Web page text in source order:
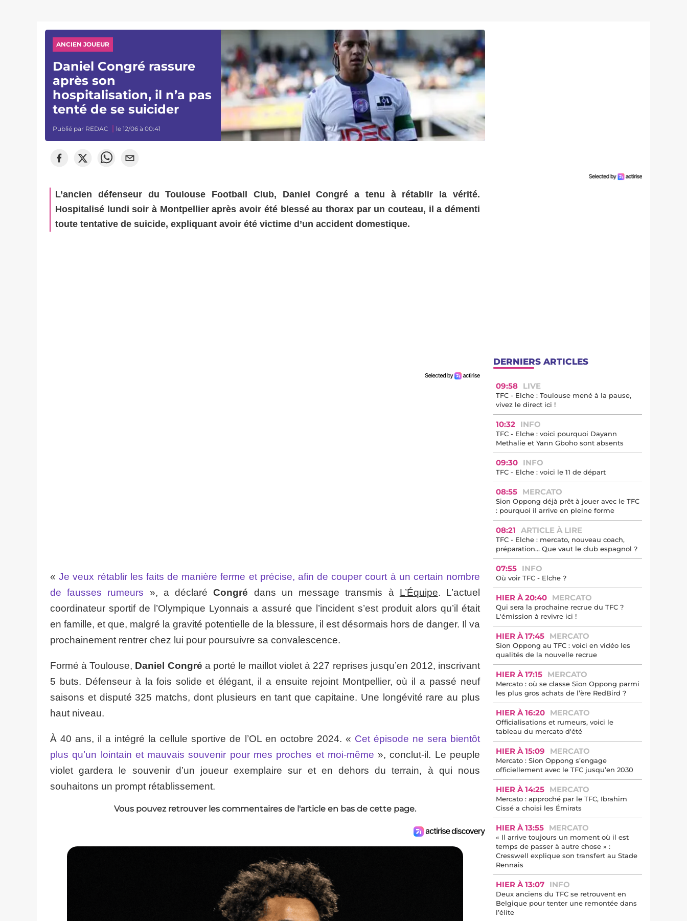
ANCIEN JOUEUR
Daniel Congré rassure
après son
hospitalisation, il n’a pas
tenté de se suicider
Publié par REDAC le 12/06 à 00:41
L’ancien défenseur du Toulouse Football Club, Daniel Congré a tenu à rétablir la vérité.
Hospitalisé lundi soir à Montpellier après avoir été blessé au thorax par un couteau, il a démenti
toute tentative de suicide, expliquant avoir été victime d’un accident domestique.
«Je veux rétablir les faits de manière ferme et précise, afin de couper court à un certain nombre
de fausses rumeurs », a déclaréCongré dans un message transmis à L’Équipe. L’actuel
coordinateur sportif de l’Olympique Lyonnais a assuré que l’incident s’est produit alors qu’il était
en famille, et que, malgré la gravité potentielle de la blessure, il est désormais hors de danger. Il va
prochainement rentrer chez lui pour poursuivre sa convalescence.
Formé à Toulouse, Daniel Congré a porté le maillot violet à 227 reprises jusqu’en 2012, inscrivant
5 buts. Défenseur à la fois solide et élégant, il a ensuite rejoint Montpellier, où il a passé neuf
saisons et disputé 325 matchs, dont plusieurs en tant que capitaine. Une longévité rare au plus
haut niveau.
À 40 ans, il a intégré la cellule sportive de l’OL en octobre 2024. « Cet épisode ne sera bientôt
plus qu’un lointain et mauvais souvenir pour mes proches et moi-même », conclut-il. Le peuple
violet gardera le souvenir d’un joueur exemplaire sur et en dehors du terrain, à qui nous
souhaitons un prompt rétablissement.
Vous pouvez retrouver les commentaires de l'article en bas de cette page.
DERNIERS ARTICLES
09:58 LIVE
TFC - Elche : Toulouse mené à la pause,
vivez le direct ici !
10:32 INFO
TFC - Elche : voici pourquoi Dayann
Methalie et Yann Gboho sont absents
09:30 INFO
TFC - Elche : voici le 11 de départ
08:55 MERCATO
Sion Oppong déjà prêt à jouer avec le TFC
: pourquoi il arrive en pleine forme
08:21 ARTICLE À LIRE
TFC - Elche : mercato, nouveau coach,
préparation… Que vaut le club espagnol ?
07:55 INFO
Où voir TFC - Elche ?
HIER À 20:40 MERCATO
Qui sera la prochaine recrue du TFC ?
L'émission à revivre ici !
HIER À 17:45 MERCATO
Sion Oppong au TFC : voici en vidéo les
qualités de la nouvelle recrue
HIER À 17:15 MERCATO
Mercato : où se classe Sion Oppong parmi
les plus gros achats de l’ère RedBird ?
HIER À 16:20 MERCATO
Officialisations et rumeurs, voici le
tableau du mercato d'été
HIER À 15:09 MERCATO
Mercato : Sion Oppong s’engage
officiellement avec le TFC jusqu’en 2030
HIER À 14:25 MERCATO
Mercato : approché par le TFC, Ibrahim
Cissé a choisi les Émirats
HIER À 13:55 MERCATO
« Il arrive toujours un moment où il est
temps de passer à autre chose » :
Cresswell explique son transfert au Stade
Rennais
HIER À 13:07 INFO
Deux anciens du TFC se retrouvent en
Belgique pour tenter une remontée dans
l’élite